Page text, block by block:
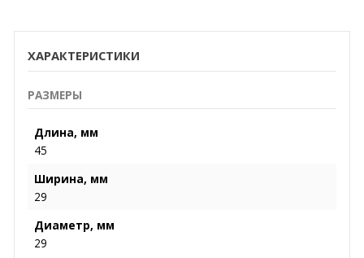
ХАРАКТЕРИСТИКИ
РАЗМЕРЫ
Длина, мм
45
Ширина, мм
29
Диаметр, мм
29